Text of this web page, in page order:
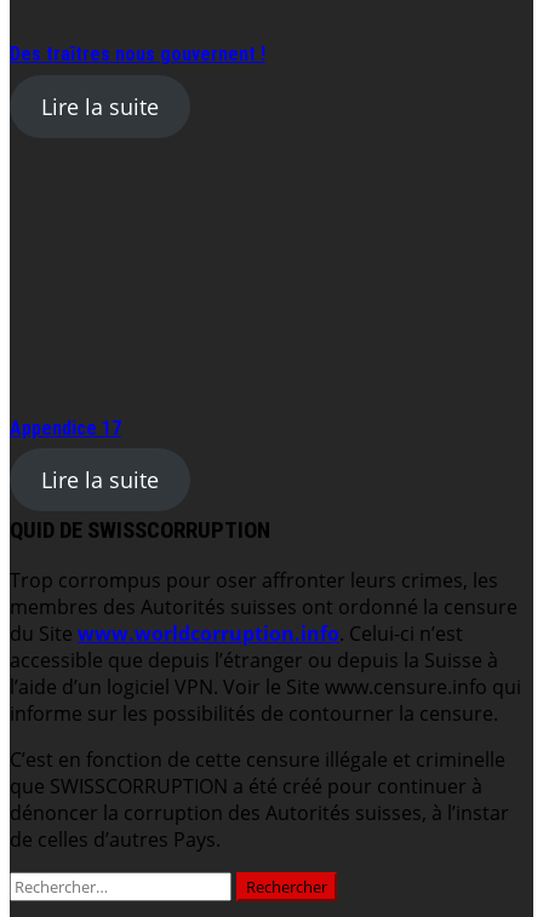
Des traîtres nous gouvernent !
Lire la suite
Appendice 17
Lire la suite
QUID DE SWISSCORRUPTION
Trop corrompus pour oser affronter leurs crimes, les
membres des Autorités suisses ont ordonné la censure
du Site www.worldcorruption.info. Celui-ci n’est
accessible que depuis l’étranger ou depuis la Suisse à
l’aide d’un logiciel VPN. Voir le Site www.censure.info qui
informe sur les possibilités de contourner la censure.
C’est en fonction de cette censure illégale et criminelle
que SWISSCORRUPTION a été créé pour continuer à
dénoncer la corruption des Autorités suisses, à l’instar
de celles d’autres Pays.
Rechercher :